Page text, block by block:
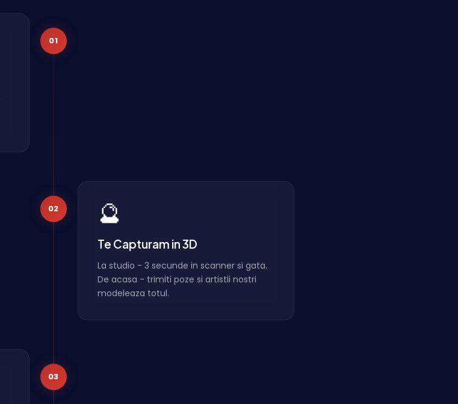
01
02 🔮
Te Capturam in 3D
La studio - 3 secunde in scanner si gata.
De acasa - trimiti poze si artistii nostri
modeleaza totul.
03